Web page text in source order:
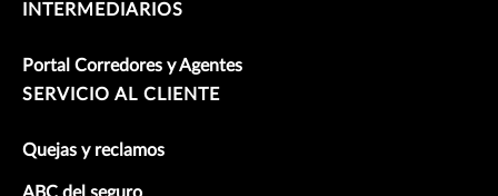
INTERMEDIARIOS
Portal Corredores y Agentes
SERVICIO AL CLIENTE
Quejas y reclamos